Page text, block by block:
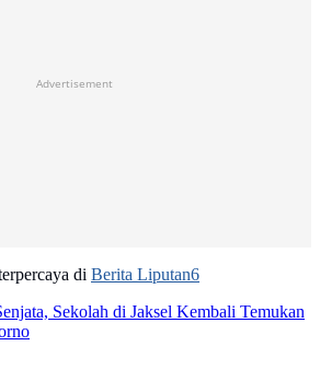
Advertisement
di Berita Liputan6
Sekolah di Jaksel Kembali Temukan